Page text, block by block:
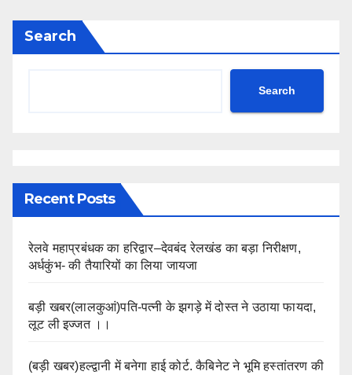
Search
Search
Recent Posts
रेलवे महाप्रबंधक का हरिद्वार–देवबंद रेलखंड का बड़ा निरीक्षण,
अर्धकुंभ- की तैयारियों का लिया जायजा
बड़ी खबर(लालकुआं)पति-पत्नी के झगड़े में दोस्त ने उठाया फायदा,
लूट ली इज्जत ।।
(बड़ी खबर)हल्द्वानी में बनेगा हाई कोर्ट. कैबिनेट ने भूमि हस्तांतरण की